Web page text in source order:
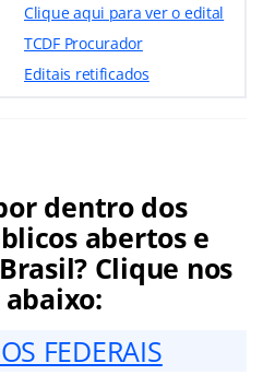
Clique aqui para ver o edital
TCDF Procurador
Editais retificados
dentro dos
abertos e
Clique nos
FEDERAIS